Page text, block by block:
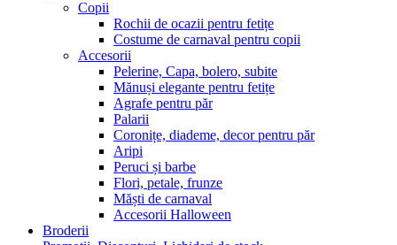
Copii
Rochii de ocazii pentru fetițe
Costume de carnaval pentru copii
Accesorii
Pelerine, Capa, bolero, subite
Mănuși elegante pentru fetițe
Agrafe pentru păr
Palarii
Coronițe, diademe, decor pentru păr
Aripi
Peruci și barbe
Flori, petale, frunze
Măști de carnaval
Accesorii Halloween
Broderii